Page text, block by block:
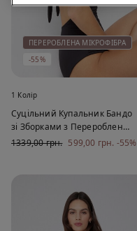
ПЕРЕРОБЛЕНА МІКРОФІБРА
-55%
1 Колір
Суцільний Купальник Бандо
зі Зборками з Переробленої
Мікрофібри
1339,00 грн. 599,00 грн. -55%